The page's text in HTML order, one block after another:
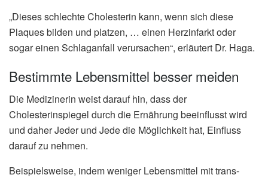
„Dieses schlechte Cholesterin kann, wenn sich diese
Plaques bilden und platzen, … einen Herzinfarkt oder
sogar einen Schlaganfall verursachen“, erläutert Dr. Haga.
Bestimmte Lebensmittel besser meiden
Die Medizinerin weist darauf hin, dass der
Cholesterinspiegel durch die Ernährung beeinflusst wird
und daher Jeder und Jede die Möglichkeit hat, Einfluss
darauf zu nehmen.
Beispielsweise, indem weniger Lebensmittel mit trans-